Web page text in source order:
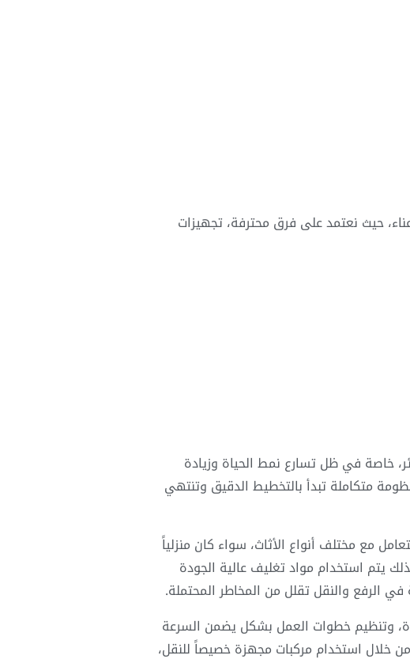
حيث نعتمد على فرق محترفة، تجهيزات
خاصة في ظل تسارع نمط الحياة وزيادة
متكاملة تبدأ بالتخطيط الدقيق وتنتهي
مع مختلف أنواع الأثاث، سواء كان منزلياً
يتم استخدام مواد تغليف عالية الجودة
في الرفع والنقل تقلل من المخاطر المحتملة.
وتنظيم خطوات العمل بشكل يضمن السرعة
خلال استخدام مركبات مجهزة خصيصاً للنقل،